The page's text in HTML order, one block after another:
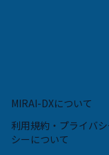
MIRAI-DXについて
利用規約・プライバシ
シーについて